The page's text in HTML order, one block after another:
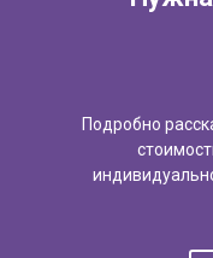
Подробно